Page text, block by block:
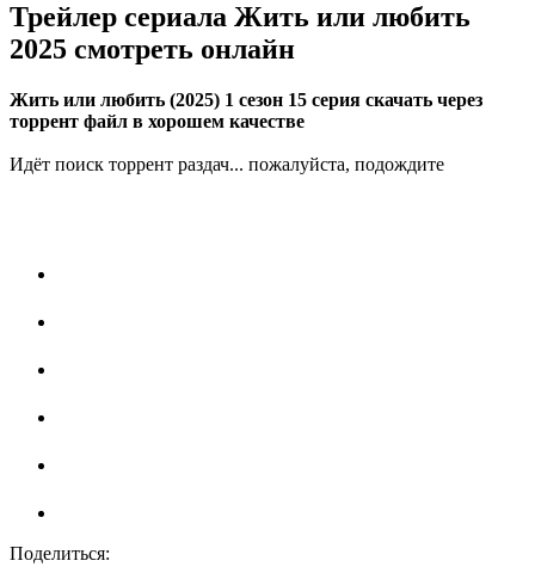
Трейлер сериала Жить или любить
2025 смотреть онлайн
Жить или любить (2025) 1 сезон 15 серия скачать через
торрент файл в хорошем качестве
Идёт поиск торрент раздач... пожалуйста, подождите
Поделиться: